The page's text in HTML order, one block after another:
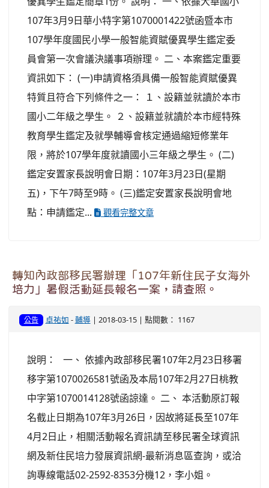
107年3月9日華小特字第1070001422號函暨本市
107學年度國民小學一般智能資賦優異學生鑑定委
員會第一次會議決議事項辦理。 二、本案鑑定重要
資訊如下： (一)申請資格須具備一般智能資賦優異
特質且符合下列條件之一： １、設籍並就讀於本市
國小二年級之學生。 ２、設籍並就讀於本市經特殊
教育學生鑑定及就學輔導會核定通過縮短修業年
限，將於107學年度就讀國小三年級之學生。 (二)
鑑定安置家長說明會日期：107年3月23日(星期
五)，下午7時至9時。 (三)鑑定安置家長說明會地
點：申請鑑定...
觀看完整文章
轉知內政部移民署辦理「107年新住民子女海外
培力」暑假活動延長報名一案，請查照。
公告 卓祐如 -輔導| 2018-03-15 | 點閱數： 1167
說明： 一、 依據內政部移民署107年2月23日移署
移字第1070026581號函及本局107年2月27日桃教
中字第1070014128號函諒達。 二、 本活動原訂報
名截止日期為107年3月26日，因故將延長至107年
4月2日止，相關活動報名資訊請至移民署全球資訊
網及新住民培力發展資訊網-最新消息區查詢，或洽
詢專線電話02-2592-8353分機12，李小姐。